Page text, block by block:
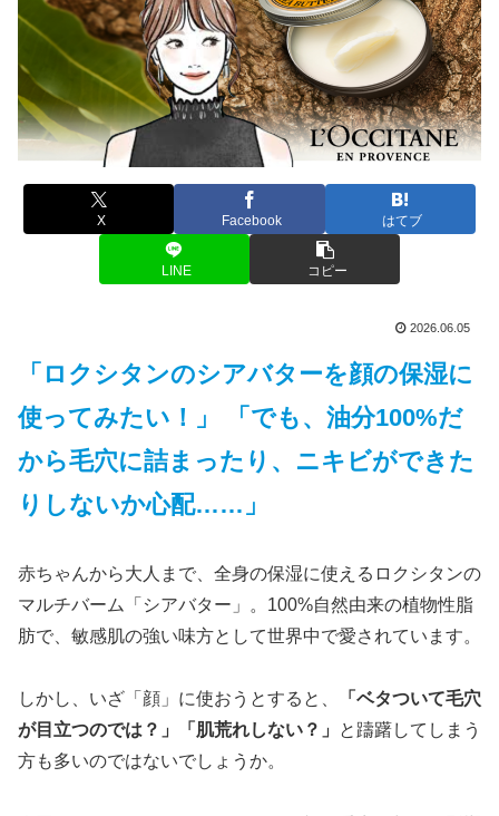
X Facebook はてブ
LINE コピー
2026.06.05
「ロクシタンのシアバターを顔の保湿に
使ってみたい！」 「でも、油分100%だ
から毛穴に詰まったり、ニキビができた
りしないか心配……」
赤ちゃんから大人まで、全身の保湿に使えるロクシタンの
マルチバーム「シアバター」。100%自然由来の植物性脂
肪で、敏感肌の強い味方として世界中で愛されています。
しかし、いざ「顔」に使おうとすると、
「ベタついて毛穴
が目立つのでは？」「肌荒れしない？」
と躊躇してしまう
方も多いのではないでしょうか。